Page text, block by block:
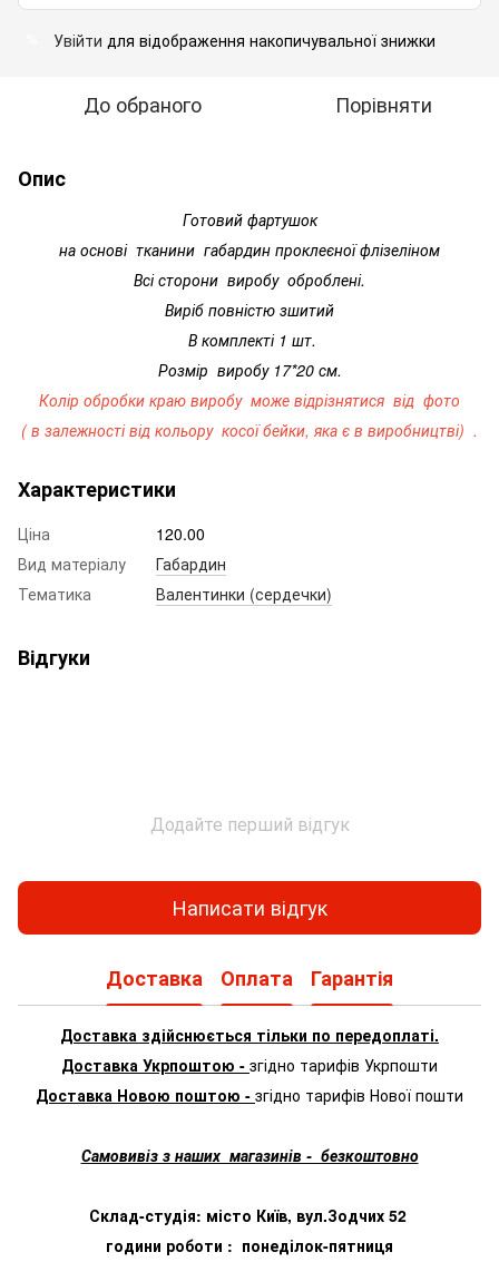
Увійти для відображення накопичувальної знижки
До обраного Порівняти
Опис
Готовий фартушок
на основі тканини габардин проклеєної флізеліном
Всі сторони виробу оброблені.
Виріб повністю зшитий
В комплекті 1 шт.
Розмір виробу 17*20 см.
Колір обробки краю виробу може відрізнятися від фото
( в залежності від кольору косої бейки, яка є в виробництві) .
Характеристики
Ціна
120.00
Вид матеріалу
Габардин
Тематика
Валентинки (сердечки)
Відгуки
Додайте перший відгук
Написати відгук
Доставка Оплата Гарантія
Доставка здійснюється тільки по передоплаті.
Доставка Укрпоштою - згідно тарифів Укрпошти
Доставка Новою поштою - згідно тарифів Нової пошти
Самовивіз з наших магазинів - безкоштовно
Склад-студія: місто Київ, вул.Зодчих 52
години роботи : понеділок-пятниця